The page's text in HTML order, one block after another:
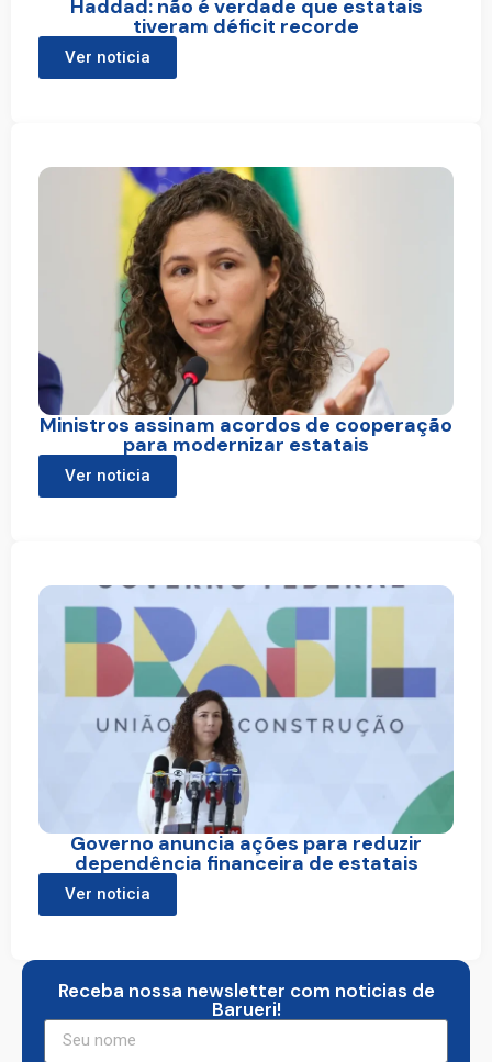
Haddad: não é verdade que estatais
tiveram déficit recorde
Ver noticia
Ministros assinam acordos de cooperação
para modernizar estatais
Ver noticia
Governo anuncia ações para reduzir
dependência financeira de estatais
Ver noticia
Receba nossa newsletter com noticias de
Barueri!